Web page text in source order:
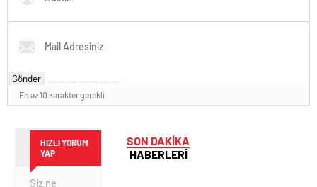
Gönder
En az 10 karakter gerekli
HIZLI YORUM
YAP
SON DAKİKA
HABERLERİ